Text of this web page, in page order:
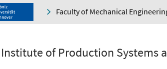
Faculty of Mechanical
Institute of Production Systems